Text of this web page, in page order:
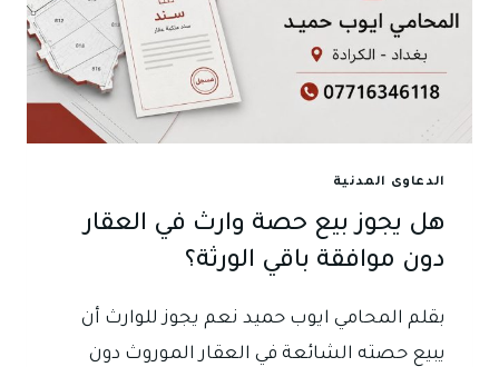
الدعاوى المدنية
هل يجوز بيع حصة وارث في العقار
دون موافقة باقي الورثة؟
بقلم المحامي ايوب حميد نعم يجوز للوارث أن
يبيع حصته الشائعة في العقار الموروث دون